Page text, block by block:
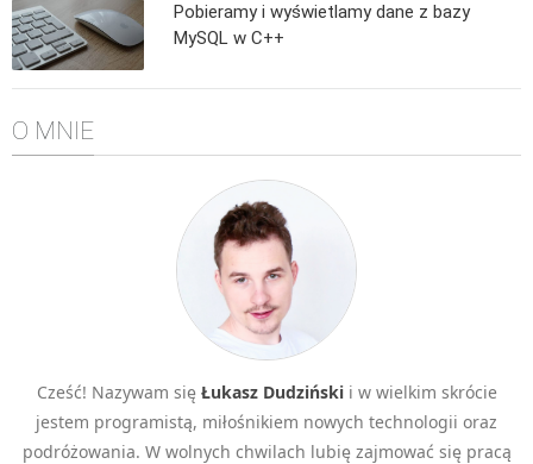
Metody numeryczne
Algorytmy wyszukiwania
Inne
C++
Elementarz Java
Pascal
Pobieramy i wyświetlamy dane z bazy
MySQL w C++
O MNIE
Cześć! Nazywam się Łukasz Dudzińskii w wielkim skrócie
jestem programistą, miłośnikiem nowych technologii oraz
podróżowania. W wolnych chwilach lubię zajmować się pracą